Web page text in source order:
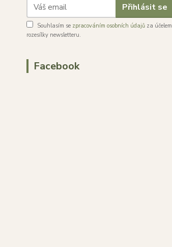
Přihlásit se
Souhlasím se zpracováním osobních údajů za účelem
rozesílky newsletteru.
Facebook